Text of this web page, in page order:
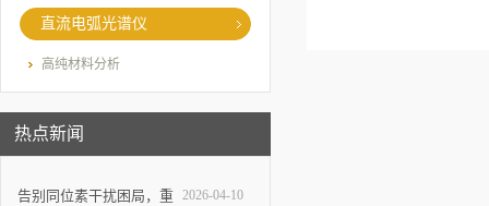
直流电弧光谱仪
高纯材料分析
热点新闻
告别同位素干扰困局，重 2026-04-10